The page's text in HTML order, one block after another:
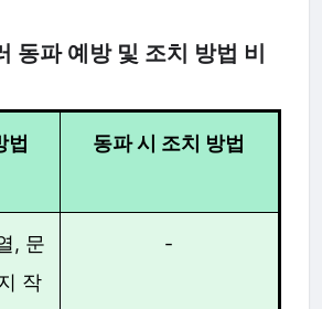
동파 예방 및 조치 방법 비
법 동파 시 조치 방법
, 문
작
-